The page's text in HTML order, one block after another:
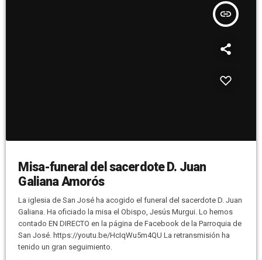
insert_link
Misa-funeral del sacerdote D. Juan
Galiana Amorós
La iglesia de San José ha acogido el funeral del sacerdote D. Juan
Galiana. Ha oficiado la misa el Obispo, Jesús Murgui. Lo hemos
contado EN DIRECTO en la página de Facebook de la Parroquia de
San José. https://youtu.be/HcIqWu5m4QU La retransmisión ha
tenido un gran seguimiento.